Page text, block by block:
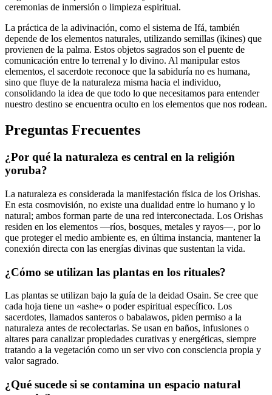
ceremonias de inmersión o limpieza espiritual.
La práctica de la adivinación, como el sistema de Ifá, también
depende de los elementos naturales, utilizando semillas (ikines) que
provienen de la palma. Estos objetos sagrados son el puente de
comunicación entre lo terrenal y lo divino. Al manipular estos
elementos, el sacerdote reconoce que la sabiduría no es humana,
sino que fluye de la naturaleza misma hacia el individuo,
consolidando la idea de que todo lo que necesitamos para entender
nuestro destino se encuentra oculto en los elementos que nos rodean.
Preguntas Frecuentes
¿Por qué la naturaleza es central en la religión
yoruba?
La naturaleza es considerada la manifestación física de los Orishas.
En esta cosmovisión, no existe una dualidad entre lo humano y lo
natural; ambos forman parte de una red interconectada. Los Orishas
residen en los elementos —ríos, bosques, metales y rayos—, por lo
que proteger el medio ambiente es, en última instancia, mantener la
conexión directa con las energías divinas que sustentan la vida.
¿Cómo se utilizan las plantas en los rituales?
Las plantas se utilizan bajo la guía de la deidad Osain. Se cree que
cada hoja tiene un «ashe» o poder espiritual específico. Los
sacerdotes, llamados santeros o babalawos, piden permiso a la
naturaleza antes de recolectarlas. Se usan en baños, infusiones o
altares para canalizar propiedades curativas y energéticas, siempre
tratando a la vegetación como un ser vivo con consciencia propia y
valor sagrado.
¿Qué sucede si se contamina un espacio natural